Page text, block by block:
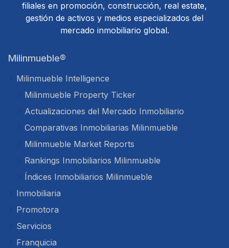
filiales en promoción, construcción, real estate,
gestión de activos y medios especializados del
mercado inmobiliario global.
Milinmueble®
Milinmueble Intelligence
Milinmueble Property Ticker
Actualizaciones del Mercado Inmobiliario
Comparativas Inmobiliarias Milinmueble
Milinmueble Market Reports
Rankings Inmobiliarios Milinmueble
Índices Inmobiliarios Milinmueble
Inmobiliaria
Promotora
Servicios
Franquicia